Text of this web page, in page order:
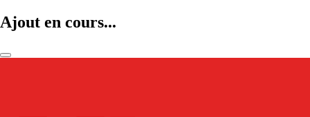
Ajout en cours...